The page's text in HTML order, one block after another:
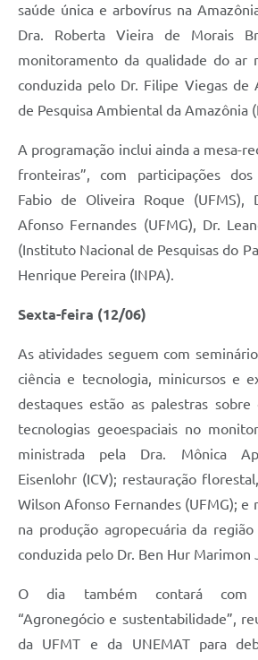
saúde única e arbovírus na
Dra. Roberta Vieira de Morais
monitoramento da qualidade do ar
conduzida pelo Dr. Filipe Viegas de
de Pesquisa Ambiental da Amazônia
A programação inclui ainda a mesa-
fronteiras”, com participações dos
Fabio de Oliveira Roque (UFMS),
Afonso Fernandes (UFMG), Dr.
(Instituto Nacional de Pesquisas do
Henrique Pereira (INPA).
Sexta-feira (12/06)
As atividades seguem com
ciência e tecnologia, minicursos e
destaques estão as palestras
tecnologias geoespaciais no
ministrada pela Dra. Mônica
Eisenlohr (ICV); restauração
Wilson Afonso Fernandes (UFMG); e
na produção agropecuária da região
conduzida pelo Dr. Ben Hur Marimon
O dia também contará com
“Agronegócio e sustentabilidade”,
da UFMT e da UNEMAT para